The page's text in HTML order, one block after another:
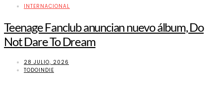
INTERNACIONAL
Teenage Fanclub anuncian nuevo álbum, Do
Not Dare To Dream
28 JULIO, 2026
TODOINDIE